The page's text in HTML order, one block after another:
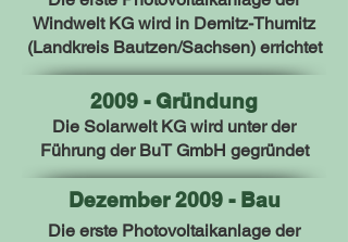
Windwelt KG wird in Demitz-Thumitz
(Landkreis Bautzen/Sachsen) errichtet
2009 - Gründung
Die Solarwelt KG wird unter der
Führung der BuT GmbH gegründet
Dezember 2009 - Bau
Die erste Photovoltaikanlage der